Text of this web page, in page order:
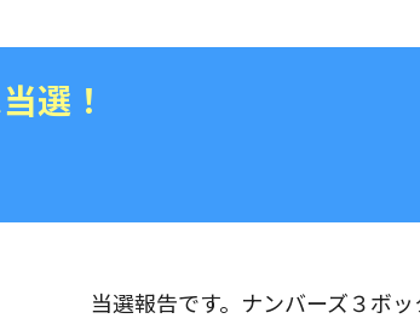
選！
当選報告です。ナンバーズ３ボッ